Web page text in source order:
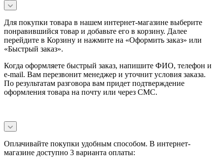
Для покупки товара в нашем интернет-магазине выберите
понравившийся товар и добавьте его в корзину. Далее
перейдите в Корзину и нажмите на «Оформить заказ» или
«Быстрый заказ».
Когда оформляете быстрый заказ, напишите ФИО, телефон и
e-mail. Вам перезвонит менеджер и уточнит условия заказа.
По результатам разговора вам придет подтверждение
оформления товара на почту или через СМС.
Оплачивайте покупки удобным способом. В интернет-
магазине доступно 3 варианта оплаты: